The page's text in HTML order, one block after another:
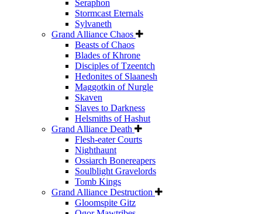
Seraphon
Stormcast Eternals
Sylvaneth
Grand Alliance Chaos
Beasts of Chaos
Blades of Khrone
Disciples of Tzeentch
Hedonites of Slaanesh
Maggotkin of Nurgle
Skaven
Slaves to Darkness
Helsmiths of Hashut
Grand Alliance Death
Flesh-eater Courts
Nighthaunt
Ossiarch Bonereapers
Soulblight Gravelords
Tomb Kings
Grand Alliance Destruction
Gloomspite Gitz